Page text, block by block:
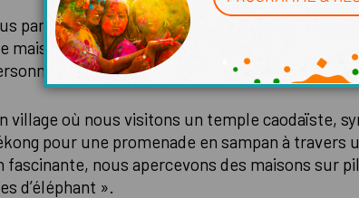
partons à la découverte du delta du Mékong,
mais étonnamment fluide, menée par des
sur une moto.
village où nous visitons un temple caodaïste,
pour une promenade en sampan à
fascinante, nous apercevons des maisons sur
d’éléphant ».